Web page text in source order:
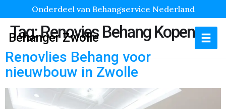
Onderdeel van Behangservice Nederland
Behanger Zwolle
Tag:Renovies Behang Kopen
Renovlies Behang voor
nieuwbouw in Zwolle